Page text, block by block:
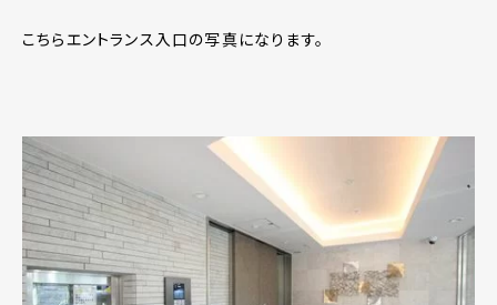
こちらエントランス入口の写真になります。